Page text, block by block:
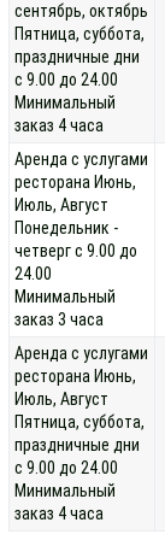
сентябрь, октябрь
Пятница, суббота,
праздничные дни
с 9.00 до 24.00
Минимальный
заказ 4 часа
Аренда с услугами
ресторана Июнь,
Июль, Август
Понедельник -
четверг с 9.00 до
24.00
Минимальный
заказ 3 часа
Аренда с услугами
ресторана Июнь,
Июль, Август
Пятница, суббота,
праздничные дни
с 9.00 до 24.00
Минимальный
заказ 4 часа